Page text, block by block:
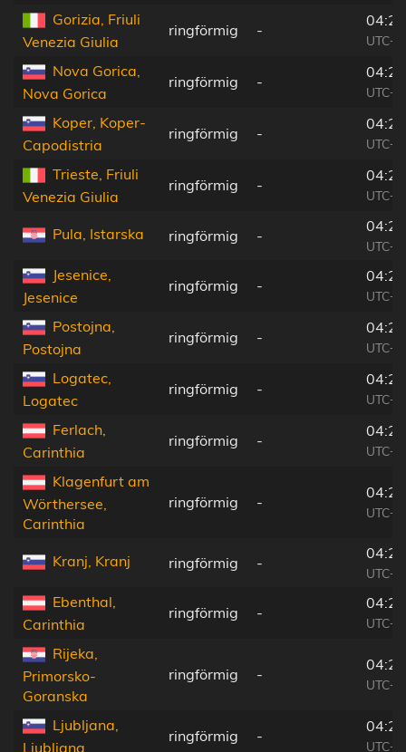
Gorizia, Friuli
Venezia Giulia
ringförmig -
Nova Gorica,
Nova Gorica
ringförmig -
Koper, Koper-
Capodistria
ringförmig -
Trieste, Friuli
Venezia Giulia
ringförmig -
Pula, Istarska ringförmig -
Jesenice,
Jesenice
ringförmig -
Postojna,
Postojna
ringförmig -
Logatec,
Logatec
ringförmig -
Ferlach,
Carinthia
ringförmig -
Klagenfurt am
Wörthersee,
Carinthia
ringförmig -
Kranj, Kranj ringförmig -
Ebenthal,
Carinthia
ringförmig -
Rijeka,
Primorsko-
Goranska
ringförmig -
Ljubljana,
Ljubljana
ringförmig -